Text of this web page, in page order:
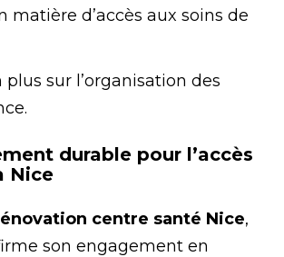
matière d’accès aux soins de
sur l’organisation des
.
durable pour l’accès
Nice
centre santé Nice,
son engagement en